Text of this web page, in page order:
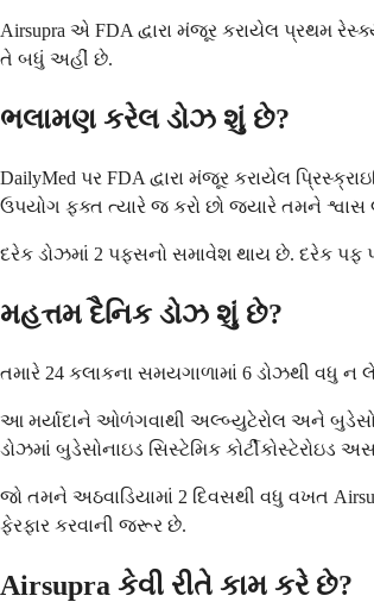
Airsupra એ FDA દ્વારા મંજૂર કરાયેલ પ્રથમ
તે બધું અહીં છે.
ભલામણ કરેલ ડોઝ શું છે?
DailyMed પર FDA દ્વારા મંજૂર કરાયેલ
ઉપયોગ ફક્ત ત્યારે જ કરો છો જ્યારે તમને
દરેક ડોઝમાં 2 પફ્સનો સમાવેશ થાય છે. દરેક પફ
મહત્તમ દૈનિક ડોઝ શું છે?
તમારે 24 કલાકના સમયગાળામાં 6 ડોઝથી વધુ
આ મર્યાદાને ઓળંગવાથી અલ્બ્યુટેરોલ અને
ડોઝમાં બુડેસોનાઇડ સિસ્ટેમિક કોર્ટીકોસ્ટેરોઇડ
જો તમને અઠવાડિયામાં 2 દિવસથી વધુ વખત
ફેરફાર કરવાની જરૂર છે.
Airsupra કેવી રીતે કામ કરે છે?